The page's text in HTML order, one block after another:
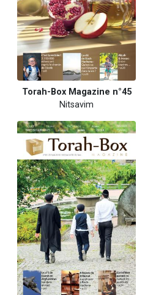
Torah-Box Magazine n°45
Nitsavim